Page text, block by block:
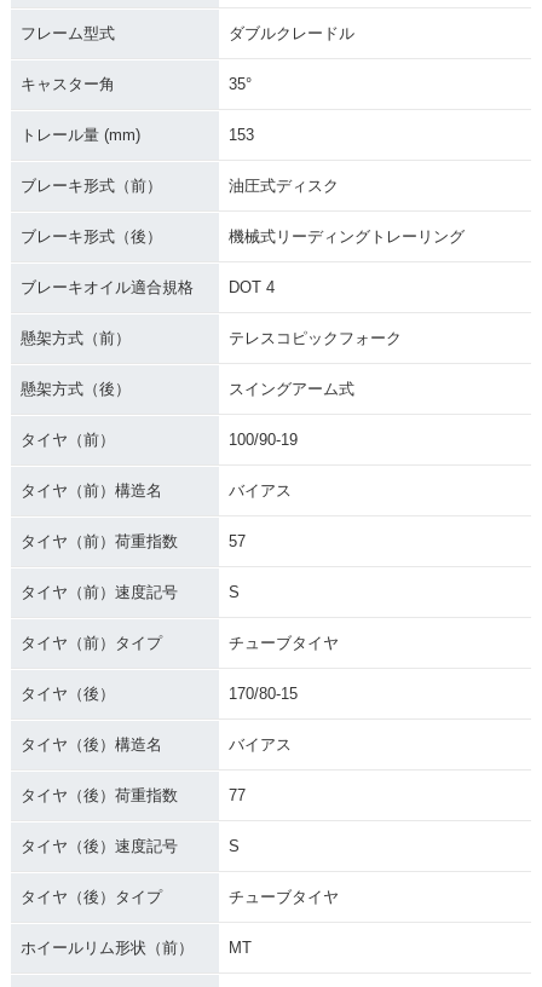
フレーム型式 ダブルクレードル
キャスター角 35°
トレール量 (mm) 153
ブレーキ形式（前） 油圧式ディスク
ブレーキ形式（後） 機械式リーディングトレーリング
ブレーキオイル適合規格 DOT 4
懸架方式（前） テレスコピックフォーク
懸架方式（後） スイングアーム式
タイヤ（前） 100/90-19
タイヤ（前）構造名 バイアス
タイヤ（前）荷重指数 57
タイヤ（前）速度記号 S
タイヤ（前）タイプ チューブタイヤ
タイヤ（後） 170/80-15
タイヤ（後）構造名 バイアス
タイヤ（後）荷重指数 77
タイヤ（後）速度記号 S
タイヤ（後）タイプ チューブタイヤ
ホイールリム形状（前） MT